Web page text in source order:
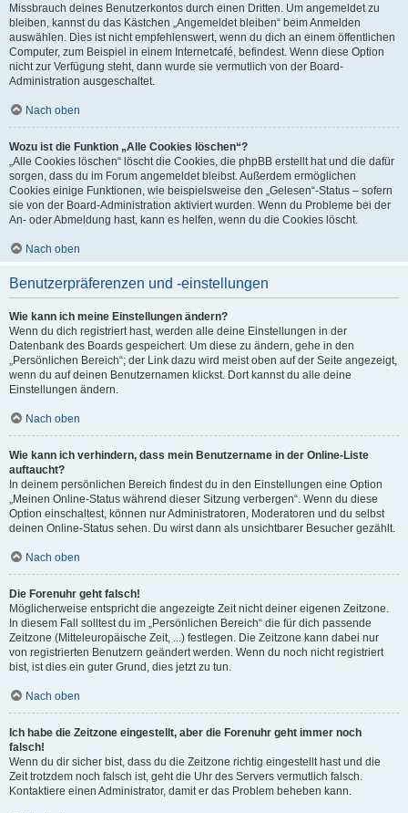
Missbrauch deines Benutzerkontos durch einen Dritten. Um angemeldet zu
bleiben, kannst du das Kästchen „Angemeldet bleiben“ beim Anmelden
auswählen. Dies ist nicht empfehlenswert, wenn du dich an einem öffentlichen
Computer, zum Beispiel in einem Internetcafé, befindest. Wenn diese Option
nicht zur Verfügung steht, dann wurde sie vermutlich von der Board-
Administration ausgeschaltet.
Nach oben
Wozu ist die Funktion „Alle Cookies löschen“?
„Alle Cookies löschen“ löscht die Cookies, die phpBB erstellt hat und die dafür
sorgen, dass du im Forum angemeldet bleibst. Außerdem ermöglichen
Cookies einige Funktionen, wie beispielsweise den „Gelesen“-Status – sofern
sie von der Board-Administration aktiviert wurden. Wenn du Probleme bei der
An- oder Abmeldung hast, kann es helfen, wenn du die Cookies löscht.
Nach oben
Benutzerpräferenzen und -einstellungen
Wie kann ich meine Einstellungen ändern?
Wenn du dich registriert hast, werden alle deine Einstellungen in der
Datenbank des Boards gespeichert. Um diese zu ändern, gehe in den
„Persönlichen Bereich“; der Link dazu wird meist oben auf der Seite angezeigt,
wenn du auf deinen Benutzernamen klickst. Dort kannst du alle deine
Einstellungen ändern.
Nach oben
Wie kann ich verhindern, dass mein Benutzername in der Online-Liste
auftaucht?
In deinem persönlichen Bereich findest du in den Einstellungen eine Option
„Meinen Online-Status während dieser Sitzung verbergen“. Wenn du diese
Option einschaltest, können nur Administratoren, Moderatoren und du selbst
deinen Online-Status sehen. Du wirst dann als unsichtbarer Besucher gezählt.
Nach oben
Die Forenuhr geht falsch!
Möglicherweise entspricht die angezeigte Zeit nicht deiner eigenen Zeitzone.
In diesem Fall solltest du im „Persönlichen Bereich“ die für dich passende
Zeitzone (Mitteleuropäische Zeit, ...) festlegen. Die Zeitzone kann dabei nur
von registrierten Benutzern geändert werden. Wenn du noch nicht registriert
bist, ist dies ein guter Grund, dies jetzt zu tun.
Nach oben
Ich habe die Zeitzone eingestellt, aber die Forenuhr geht immer noch
falsch!
Wenn du dir sicher bist, dass du die Zeitzone richtig eingestellt hast und die
Zeit trotzdem noch falsch ist, geht die Uhr des Servers vermutlich falsch.
Kontaktiere einen Administrator, damit er das Problem beheben kann.